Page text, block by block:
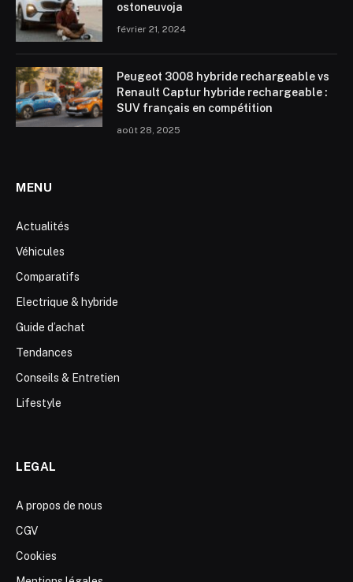
ostoneuvoja
février 21, 2024
Peugeot 3008 hybride rechargeable vs
Renault Captur hybride rechargeable :
SUV français en compétition
août 28, 2025
MENU
Actualités
Véhicules
Comparatifs
Electrique & hybride
Guide d’achat
Tendances
Conseils & Entretien
Lifestyle
LEGAL
A propos de nous
CGV
Cookies